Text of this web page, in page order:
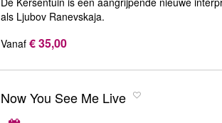
als Ljubov Ranevskaja.
Vanaf € 35,00
Now You See Me Live